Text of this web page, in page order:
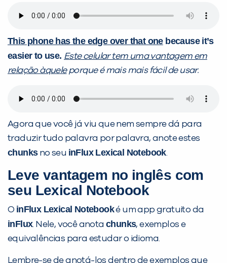
This phone has the edge over that onebecause it’s
easier to use. Este celular tem uma vantagem em
relação àqueleporque é mais mais fácil de usar.
Agora que você já viu que nem sempre dá para
traduzir tudo palavra por palavra, anote estes
chunksno seu inFlux Lexical Notebook.
Leve vantagem no inglês com
seu Lexical Notebook
O inFlux Lexical Notebooké um app gratuito da
inFlux. Nele, você anotachunks, exemplos e
equivalências para estudar o idioma.
Lembre-se de anotá-los dentro de exemplos que